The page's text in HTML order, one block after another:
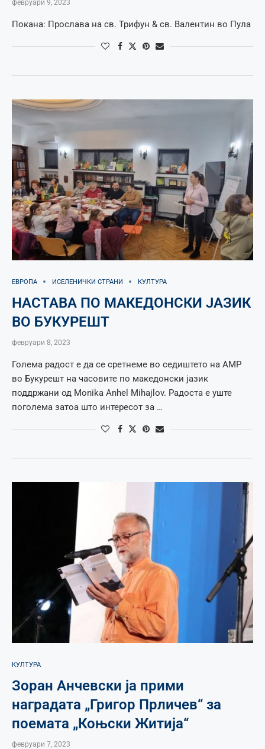
февруари 9, 2023
Покана: Прослава на св. Трифун & св. Валентин во Пула
ЕВРОПА ИСЕЛЕНИЧКИ СТРАНИ КУЛТУРА
НАСТАВА ПО МАКЕДОНСКИ ЈАЗИК
ВО БУКУРЕШТ
февруари 8, 2023
Голема радост е да се сретнеме во седиштето на АМР
во Букурешт на часовите по македонски јазик
поддржани од Monika Anhel Mihajlov. Радоста е уште
поголема затоа што интересот за …
КУЛТУРА
Зоран Анчевски ја прими
наградата „Григор Прличев“ за
поемата „Коњски Житија“
февруари 7, 2023